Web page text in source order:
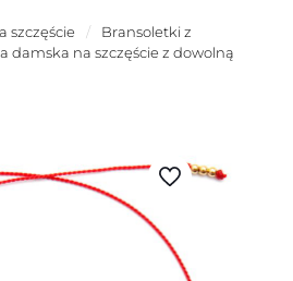
szczęście /
Bransoletki z
damska na szczęście z dowolną